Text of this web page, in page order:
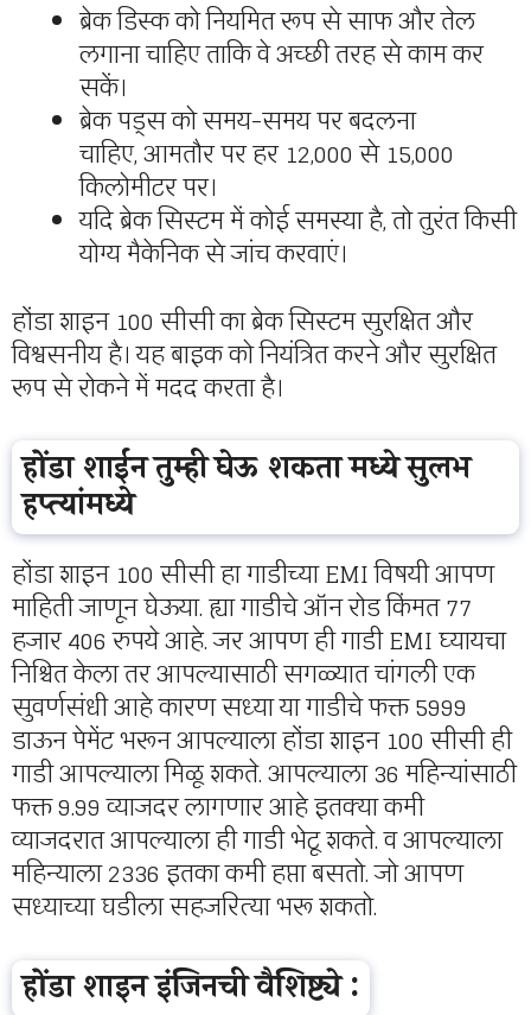
ब्रेक डिस्क को नियमित रूप से साफ और तेल
लगाना चाहिए ताकि वे अच्छी तरह से काम कर
सकें।
ब्रेक पड्स को समय-समय पर बदलना
चाहिए, आमतौर पर हर 12,000 से 15,000
किलोमीटर पर।
यदि ब्रेक सिस्टम में कोई समस्या है, तो तुरंत किसी
योग्य मैकेनिक से जांच करवाएं।
होंडा शाइन 100 सीसी का ब्रेक सिस्टम सुरक्षित और
विश्वसनीय है। यह बाइक को नियंत्रित करने और सुरक्षित
रूप से रोकने में मदद करता है।
होंडा शाईन तुम्ही घेऊ शकता मध्ये सुलभ
हप्त्यांमध्ये
होंडा शाइन 100 सीसी हा गाडीच्या EMI विषयी आपण
माहिती जाणून घेऊया. ह्या गाडीचे ऑन रोड किंमत 77
हजार 406 रुपये आहे. जर आपण ही गाडी EMI घ्यायचा
निश्चित केला तर आपल्यासाठी सगळ्यात चांगली एक
सुवर्णसंधी आहे कारण सध्या या गाडीचे फक्त 5999
डाऊन पेमेंट भरून आपल्याला होंडा शाइन 100 सीसी ही
गाडी आपल्याला मिळू शकते. आपल्याला 36 महिन्यांसाठी
फक्त 9.99 व्याजदर लागणार आहे इतक्या कमी
व्याजदरात आपल्याला ही गाडी भेटू शकते. व आपल्याला
महिन्याला 2336 इतका कमी हप्ता बसतो. जो आपण
सध्याच्या घडीला सहजरित्या भरू शकतो.
होंडा शाइन इंजिनची वैशिष्ट्ये :